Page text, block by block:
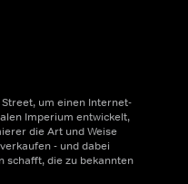
um einen Internet-
Imperium entwickelt,
die Art und Weise
- und dabei
schafft, die zu bekannten